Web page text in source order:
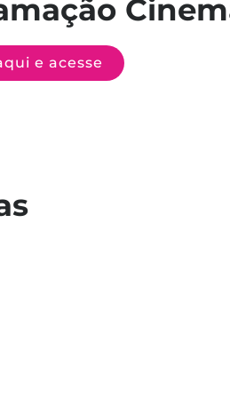
e acesse